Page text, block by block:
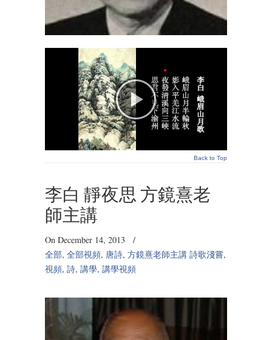
Back to Top
李白 靜夜思 方鏡熹老
師主講
On December 14, 2013
/
全部, 全部視頻, 唐詩, 方鏡熹老師主講 詩歌淺嘗,
視頻, 詩, 講學, 講學視頻